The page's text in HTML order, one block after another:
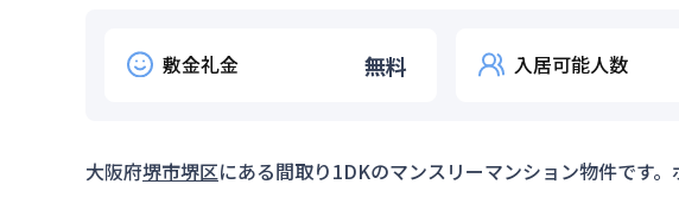
敷金礼金 無料 入居可能人数
大阪府堺市堺区にある間取り1DKのマンスリーマンション物件です